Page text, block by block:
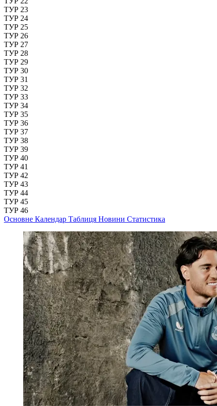
ТУР 23
ТУР 24
ТУР 25
ТУР 26
ТУР 27
ТУР 28
ТУР 29
ТУР 30
ТУР 31
ТУР 32
ТУР 33
ТУР 34
ТУР 35
ТУР 36
ТУР 37
ТУР 38
ТУР 39
ТУР 40
ТУР 41
ТУР 42
ТУР 43
ТУР 44
ТУР 45
ТУР 46
Основне Календар Таблиця Новини Статистика